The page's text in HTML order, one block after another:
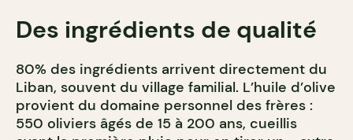
Des ingrédients de qualité
80% des ingrédients arrivent directement du
Liban, souvent du village familial. L’huile d’olive
provient du domaine personnel des frères :
550 oliviers âgés de 15 à 200 ans, cueillis